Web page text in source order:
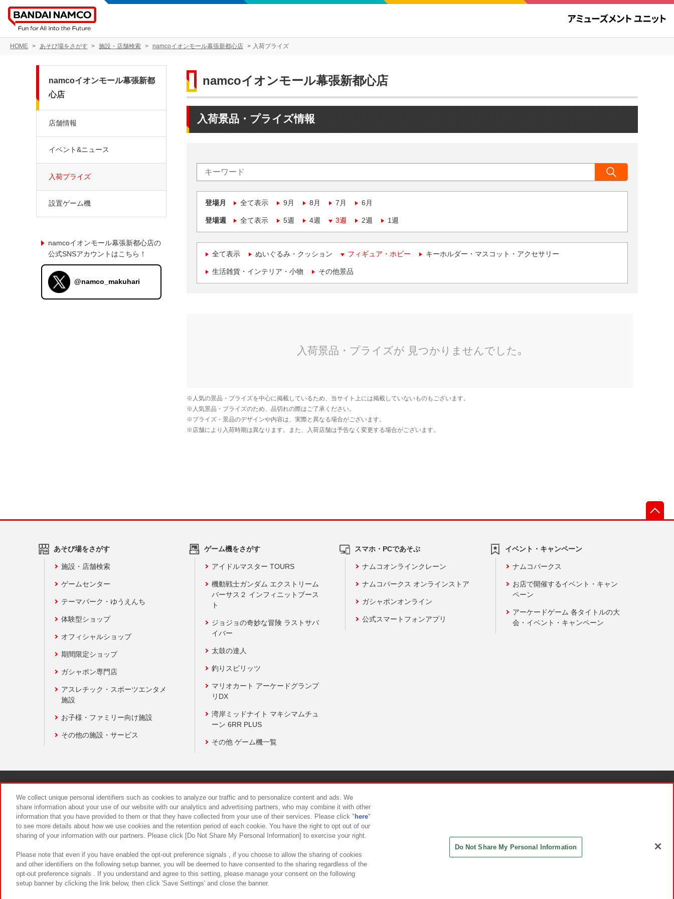
HOME あそび場をさがす 施設・店舗検索 namcoイオンモール幕張新都心店 入荷プライズ
namcoイオンモール幕張新都心店
入荷景品・プライズ情報
登場月 全て表示 9月 8月 7月 6月
登場週 全て表示 5週 4週 3週 2週 1週
全て表示 ぬいぐるみ・クッション フィギュア・ホビー キーホルダー・マスコット・アクセサリー
生活雑貨・インテリア・小物 その他景品
namcoイオンモール幕張新都
心店
店舗情報
イベント&ニュース
入荷プライズ
設置ゲーム機
namcoイオンモール幕張新都心店の
公式SNSアカウントはこちら！
@namco_makuhari
あそび場をさがす
施設・店舗検索
ゲームセンター
テーマパーク・ゆうえんち
体験型ショップ
オフィシャルショップ
期間限定ショップ
ガシャポン専門店
アスレチック・スポーツエンタメ
施設
お子様・ファミリー向け施設
その他の施設・サービス
ゲーム機をさがす
アイドルマスター TOURS
機動戦士ガンダム エクストリーム
バーサス２ インフィニットブース
ト
ジョジョの奇妙な冒険 ラストサバ
イバー
太鼓の達人
釣りスピリッツ
マリオカート アーケードグランプ
リDX
湾岸ミッドナイト マキシマムチュ
ーン 6RR PLUS
その他 ゲーム機一覧
スマホ・PCであそぶ
ナムコオンラインクレーン
ナムコパークス オンラインストア
ガシャポンオンライン
公式スマートフォンアプリ
イベント・キャンペーン
ナムコパークス
お店で開催するイベント・キャン
ペーン
アーケードゲーム 各タイトルの大
会・イベント・キャンペーン
食品のご提供について カスタマーハラスメント対応方針
We collect unique personal identifiers such as cookies to analyze our traffic and to personalize content and ads. We
share information about your use of our website with our analytics and advertising partners, who may combine it with other
information that you have provided to them or that they have collected from your use of their services. Please click " here"
to see more details about how we use cookies and the retention period of each cookie. You have the right to opt out of our
sharing of your information with our partners. Please click [Do Not Share My Personal Information] to exercise your right.
Please note that even if you have enabled the opt-out preference signals , if you choose to allow the sharing of cookies
and other identifiers on the following setup banner, you will be deemed to have consented to the sharing regardless of the
opt-out preference signals . If you understand and agree to this setting, please manage your consent on the following
setup banner by clicking the link below, then click 'Save Settings' and close the banner.
Do Not Share My Personal Information